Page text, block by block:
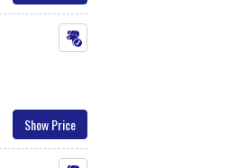
Show Price